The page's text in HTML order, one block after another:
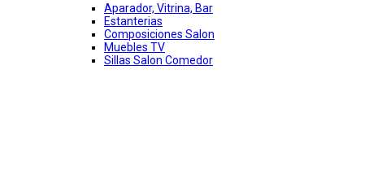
Aparador, Vitrina, Bar
Estanterias
Composiciones Salon
Muebles TV
Sillas Salon Comedor